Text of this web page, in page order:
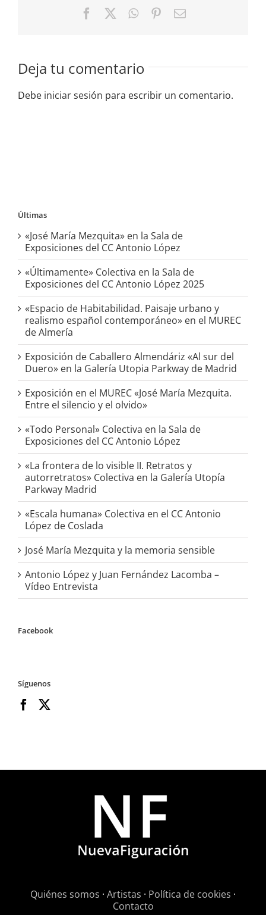
FacebookWhatsApp
PinterestCorreo
Deja tu comentario
Debe iniciar sesión para escribir un comentario.
Últimas
«José María Mezquita» en la Sala de
Exposiciones del CC Antonio López
«Últimamente» Colectiva en la Sala de
Exposiciones del CC Antonio López 2025
«Espacio de Habitabilidad. Paisaje urbano y
realismo español contemporáneo» en el MUREC
de Almería
Exposición de Caballero Almendáriz «Al sur del
Duero» en la Galería Utopia Parkway de Madrid
Exposición en el MUREC «José María Mezquita.
Entre el silencio y el olvido»
«Todo Personal» Colectiva en la Sala de
Exposiciones del CC Antonio López
«La frontera de lo visible II. Retratos y
autorretratos» Colectiva en la Galería Utopía
Parkway Madrid
«Escala humana» Colectiva en el CC Antonio
López de Coslada
José María Mezquita y la memoria sensible
Antonio López y Juan Fernández Lacomba –
Vídeo Entrevista
Facebook
Síguenos
Quiénes somos · Artistas · Política de cookies ·
Contacto